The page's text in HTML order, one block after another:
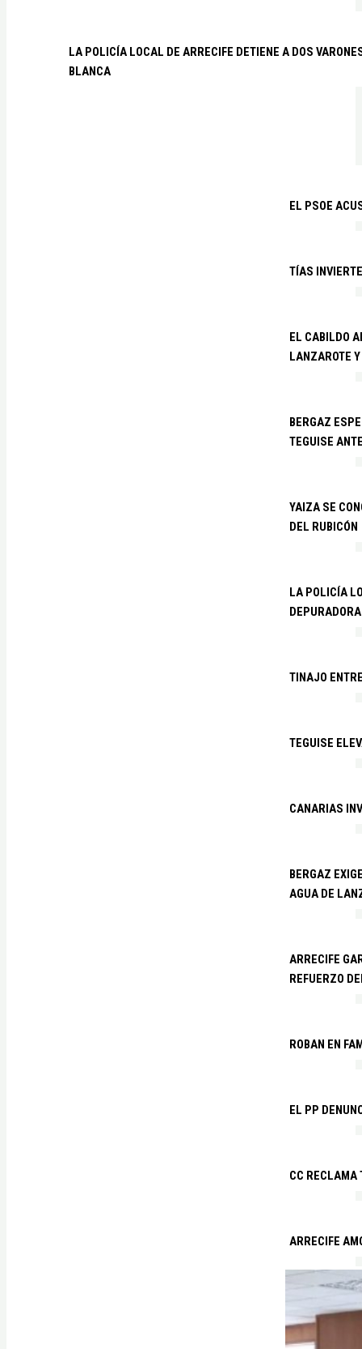
LA POLICÍA LOCAL DE ARRECIFE DETIENE A DOS
BLANCA
EL PSOE
TÍAS
EL CABILDO
LANZAROTE
BERGAZ
TEGUISE
YAIZA SE
DEL RUBICÓN
LA POLICÍA
TINAJO
TEGUISE
CANARIAS
BERGAZ
AGUA DE
ARRECIFE
REFUERZO
ROBAN EN
EL PP
CC RECLAMA
ARRECIFE